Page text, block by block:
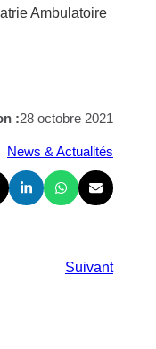
Ambulatoire
:28 octobre 2021
News & Actualités
Suivant